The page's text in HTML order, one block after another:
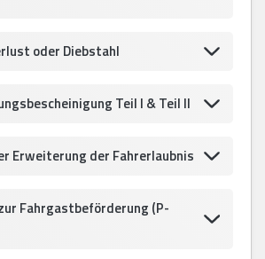
oder Diebstahl
Teil I & Teil II
Erweiterung der Fahrerlaubnis
Fahrgastbeförderung (P-